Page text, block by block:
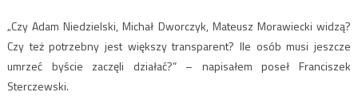
„Czy Adam Niedzielski, Michał Dworczyk, Mateusz Morawiecki widzą?
Czy też potrzebny jest większy transparent? Ile osób musi jeszcze
umrzeć byście zaczęli działać?” – napisałem poseł Franciszek
Sterczewski.